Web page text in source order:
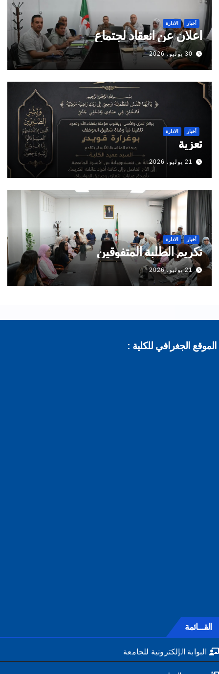
أخبار الادارة
اعلان عن انعقاد لجتماع
30 يوليو، 2026
أخبار الادارة
تعزية
21 يوليو، 2026
أخبار الادارة
تكريم الطلبة المتفوقين
21 يوليو، 2026
الجغرافي للكلية :
القـــائمة
البوابة الإلكترونية للجامعة